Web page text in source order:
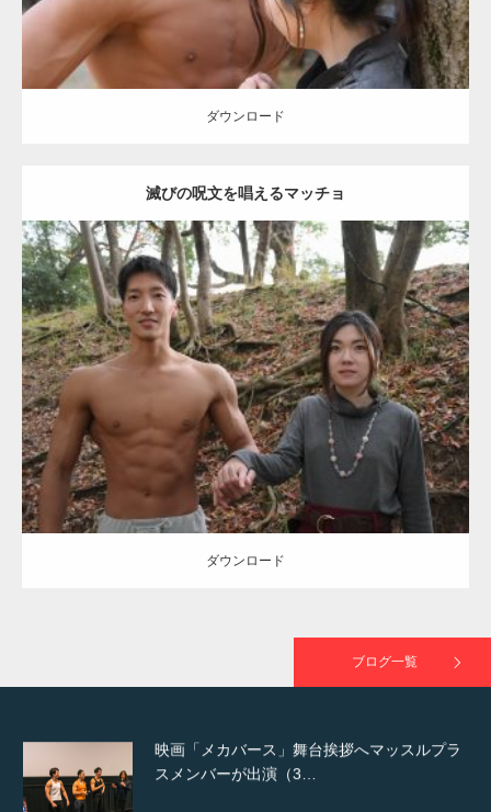
ダウンロード
滅びの呪文を唱えるマッチョ
Update:2021.07.8
Category:公園のマッチョ その他 AKIHITO(細マッチョ) 大胸筋 腹筋
ダウンロード
ダウンロード
ブログ一覧
【YouTube】マッチョフリー素材メンバーが
ギネス世界記録…
【TV】TBS番組「ひるおび」にてマッスルプ
ラスが紹介されま…
TOKYO FMラジオ番組「ONE MORNING」
で紹介さ…
NHK「所さん！事件ですよ」に取材されまし
た（6/8放送）
映画「メカバース」舞台挨拶へマッスルプラ
スメンバーが出演（3…